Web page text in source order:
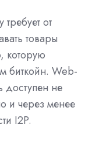
от
товары
которую
биткойн. Web-
доступен не
и через менее
I2P.